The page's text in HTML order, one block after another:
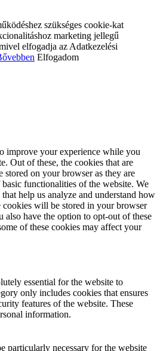
szükséges cookie-kat
marketing jellegű
elfogadja az Adatkezelési
Elfogadom
improve your experience while you
Out of these, the cookies that are
stored on your browser as they are
functionalities of the website. We
help us analyze and understand how
cookies will be stored in your browser
have the option to opt-out of these
of these cookies may affect your
essential for the website to
only includes cookies that ensures
features of the website. These
information.
particularly necessary for the website